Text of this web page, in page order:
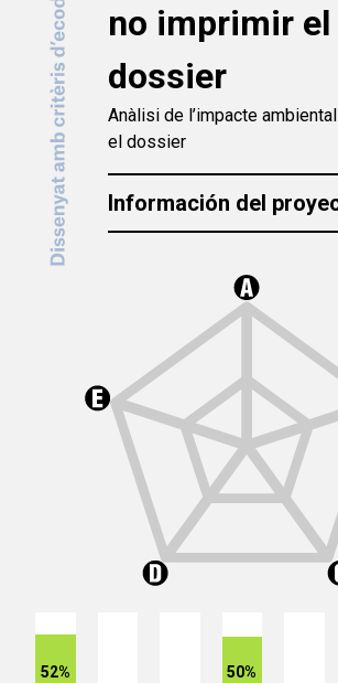
no imprimir el
dossier
Anàlisi de l’impacte
el dossier
Información del
52% 50%